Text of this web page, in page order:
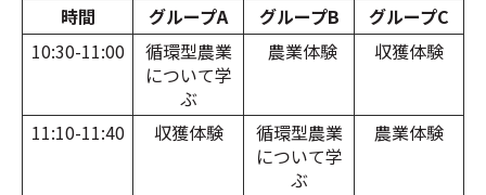
時間 グループA グループB
グループC
10:30-11:00
循環型農業
について学
ぶ
農業体験 収獲体験
11:10-11:40 収獲体験
循環型農業
について学
ぶ
農業体験